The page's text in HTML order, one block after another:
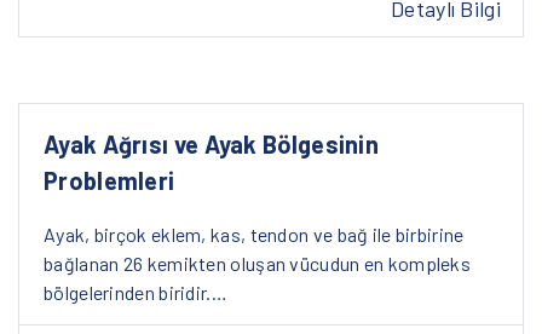
Detaylı Bilgi
Ayak Ağrısı ve Ayak Bölgesinin
Problemleri
Ayak, birçok eklem, kas, tendon ve bağ ile birbirine
bağlanan 26 kemikten oluşan vücudun en kompleks
bölgelerinden biridir.…